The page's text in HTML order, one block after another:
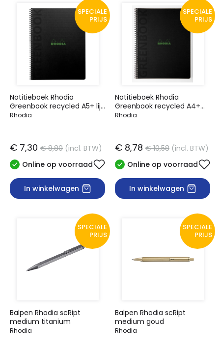
SPECIALE
PRIJS
Notitieboek Rhodia
Greenbook recycled A5+ lijn
160 pagina's 90gr hc
Rhodia
€ 7,30 € 8,80 (incl. BTW)
Online op voorraad
In winkelwagen
SPECIALE
PRIJS
Notitieboek Rhodia
Greenbook recycled A4+
lijn 160 pagina's 90gr sc
Rhodia
€ 8,78 € 10,58 (incl. BTW)
Online op voorraad
In winkelwagen
SPECIALE
PRIJS
Balpen Rhodia scRipt
medium titanium
Rhodia
SPECIALE
PRIJS
Balpen Rhodia scRipt
medium goud
Rhodia